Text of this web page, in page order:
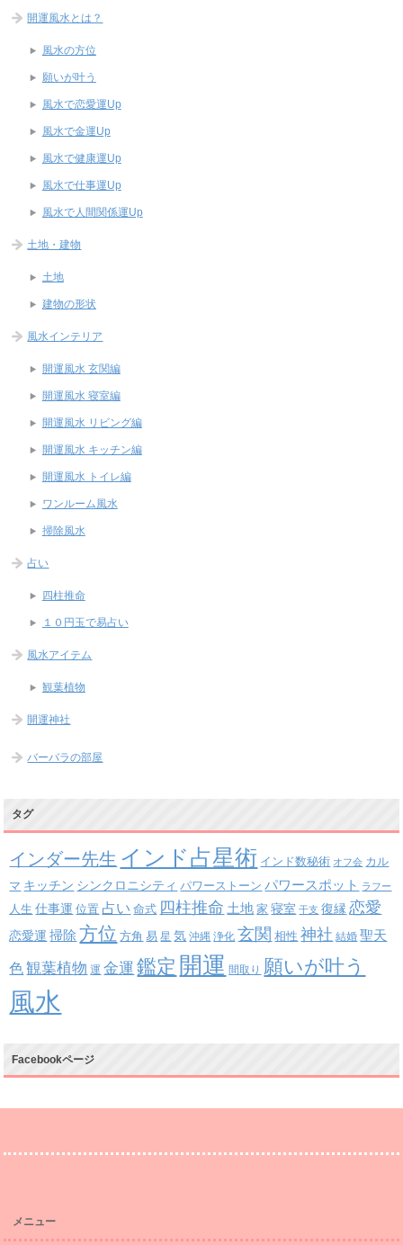
開運風水とは？
風水の方位
願いが叶う
風水で恋愛運Up
風水で金運Up
風水で健康運Up
風水で仕事運Up
風水で人間関係運Up
土地・建物
土地
建物の形状
風水インテリア
開運風水 玄関編
開運風水 寝室編
開運風水 リビング編
開運風水 キッチン編
開運風水 トイレ編
ワンルーム風水
掃除風水
占い
四柱推命
１０円玉で易占い
風水アイテム
観葉植物
開運神社
バーバラの部屋
タグ
インダー先生 インド占星術 インド数秘術 オフ会 カル
マ キッチン シンクロニシティ パワーストーン パワースポット ラフー
人生 仕事運 位置 占い 命式 四柱推命 土地 家 寝室 干支 復縁 恋愛
恋愛運 掃除 方位 方角 易 星 気 沖縄 浄化 玄関 相性 神社 結婚 聖天
色 観葉植物 運 金運 鑑定 開運 間取り 願いが叶う
風水
Facebookページ
メニュー